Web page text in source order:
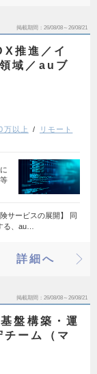
掲載期間 26/08/08～26/08/21
推進／イ
域／auブ
万以上
リモート
サービスの展開】 同
る、au…
詳細へ
掲載期間 26/08/08～26/08/21
盤構築・運
ーム（マ